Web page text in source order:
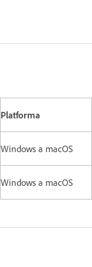
Platforma
Windows a macOS
Windows a macOS